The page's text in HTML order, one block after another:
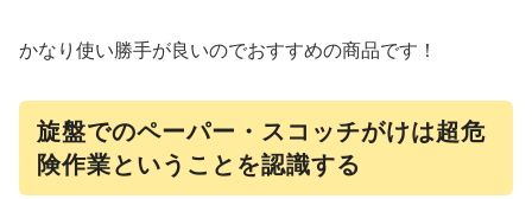
かなり使い勝手が良いのでおすすめの商品です！
旋盤でのペーパー・スコッチがけは超危
険作業ということを認識する